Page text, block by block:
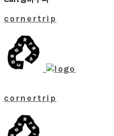
cornertrip
cornertrip